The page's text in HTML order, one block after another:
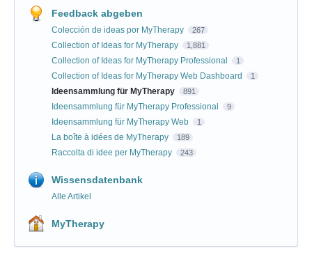
Feedback abgeben
Colección de ideas por MyTherapy 267
Collection of Ideas for MyTherapy 1,881
Collection of Ideas for MyTherapy Professional 1
Collection of Ideas for MyTherapy Web Dashboard 1
Ideensammlung für MyTherapy 891
Ideensammlung für MyTherapy Professional 9
Ideensammlung für MyTherapy Web 1
La boîte à idées de MyTherapy 189
Raccolta di idee per MyTherapy 243
Wissensdatenbank
Alle Artikel
MyTherapy